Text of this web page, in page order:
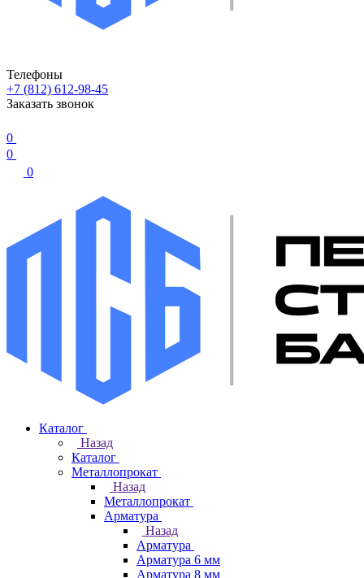
Телефоны
+7 (812) 612-98-45
Заказать звонок
0
0
0
Каталог
Назад
Каталог
Металлопрокат
Назад
Металлопрокат
Арматура
Назад
Арматура
Арматура 6 мм
Арматура 8 мм